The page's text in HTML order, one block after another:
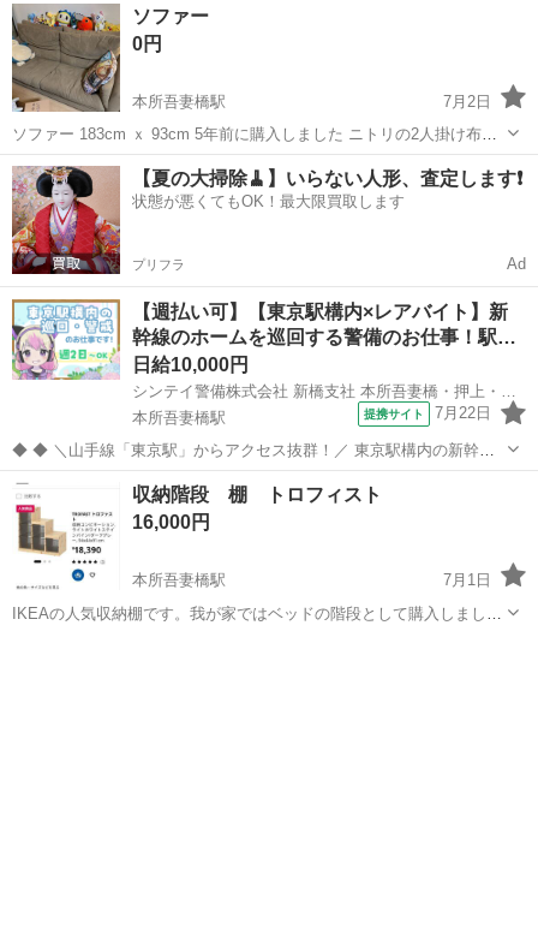
新調したため手放すことを決めました。...
ソファー
0円
本所吾妻橋駅
7月2日
ソファー 183cm ｘ 93cm 5年前に購入しました ニトリの2人掛け布張
りソファ(ポケット BS09 NシールドAQ-BE) 7月9日より前に直接引き
取りのみ
東京 墨田区 本所吾妻橋駅 ソファ ソファー
【夏の大掃除🧹】いらない人形、査定します❗️
状態が悪くてもOK！最大限買取します
プリフラ Ad
【週払い可】【東京駅構内×レアバイト】新
幹線のホームを巡回する警備のお仕事！駅…
日給10,000円
本所吾妻橋駅
提携サイト 7月22日
◆ ◆ ＼山手線「東京駅」からアクセス抜群！／ 東京駅構内の新幹線
ホームで警備のお仕事♪ ＊★未経験大歓迎！★＊ 「警備業務は興味が
あるけど初めてだし…」 「バイトデビューなんです…」 「ブランクが
長くて…」 「定年後...
東京 墨田区 本所吾妻橋駅 警備員
収納階段 棚 トロフィスト
16,000円
本所吾妻橋駅
7月1日
IKEAの人気収納棚です。我が家ではベッドの階段として購入しました